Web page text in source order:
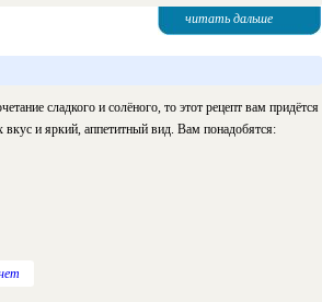
читать дальше
сладкого и солёного, то этот рецепт вам придётся
и яркий, аппетитный вид. Вам понадобятся: